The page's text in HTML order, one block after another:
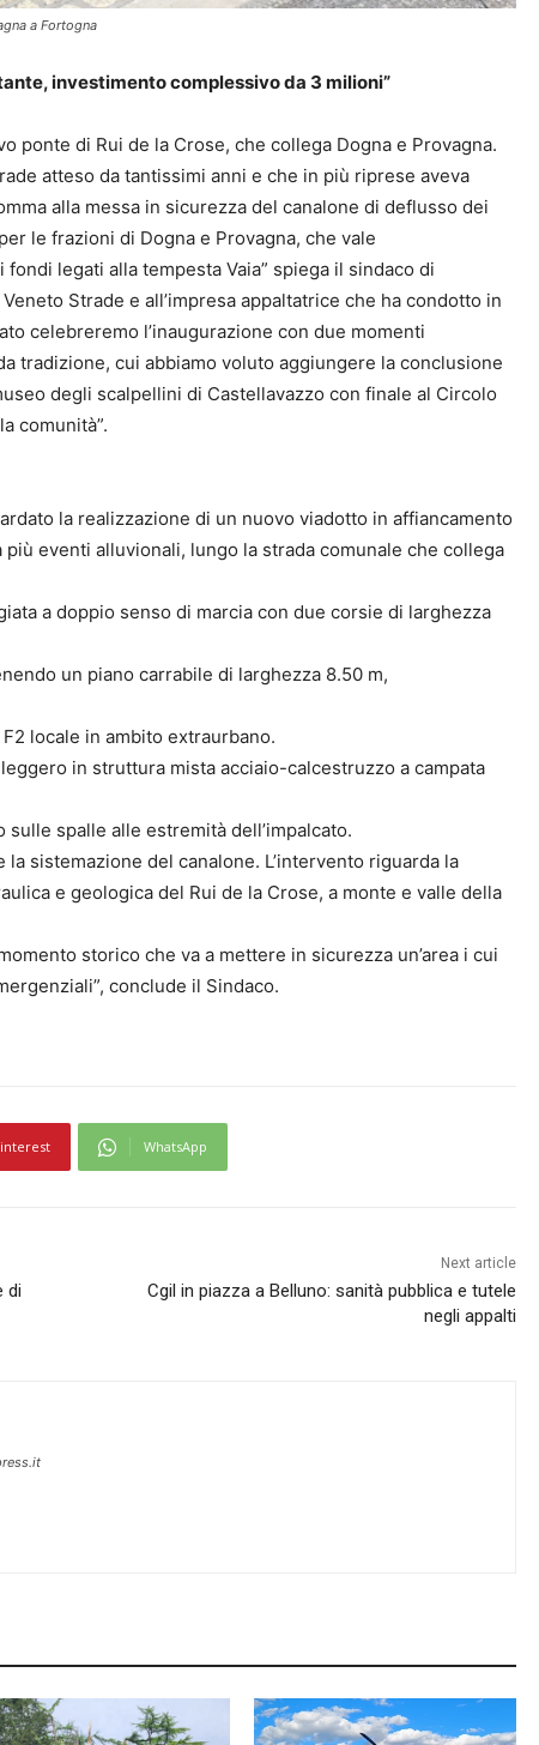
a Fortogna
investimento complessivo da 3 milioni”
ponte di Rui de la Crose, che collega Dogna e Provagna.
atteso da tantissimi anni e che in più riprese aveva
alla messa in sicurezza del canalone di deflusso dei
le frazioni di Dogna e Provagna, che vale
legati alla tempesta Vaia” spiega il sindaco di
Strade e all’impresa appaltatrice che ha condotto in
celebreremo l’inaugurazione con due momenti
tradizione, cui abbiamo voluto aggiungere la conclusione
degli scalpellini di Castellavazzo con finale al Circolo
comunità”.
la realizzazione di un nuovo viadotto in affiancamento
eventi alluvionali, lungo la strada comunale che collega
a doppio senso di marcia con due corsie di larghezza
un piano carrabile di larghezza 8.50 m,
locale in ambito extraurbano.
in struttura mista acciaio-calcestruzzo a campata
spalle alle estremità dell’impalcato.
sistemazione del canalone. L’intervento riguarda la
e geologica del Rui de la Crose, a monte e valle della
storico che va a mettere in sicurezza un’area i cui
conclude il Sindaco.
WhatsApp
di
Next article
Cgil in piazza a Belluno: sanità pubblica e tutele
negli appalti